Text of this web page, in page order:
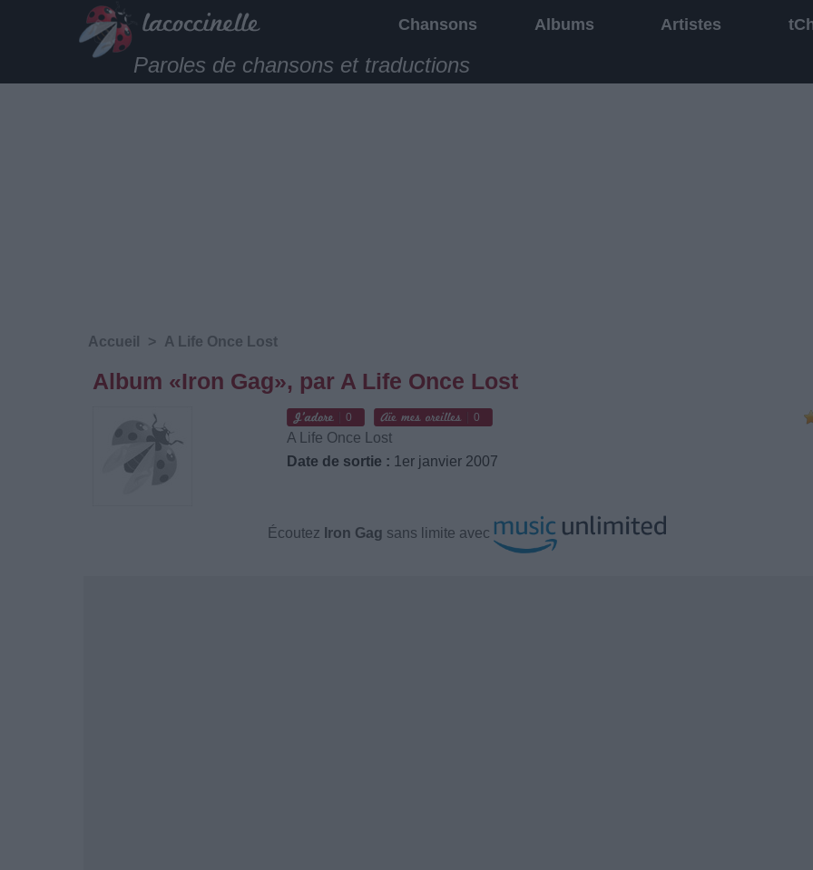
Chansons Albums Artistes
Paroles de chansons et traductions
Accueil > A Life Once Lost
Album «Iron Gag», par A Life Once Lost
0 0
A Life Once Lost
Date de sortie : 1er janvier 2007
Écoutez Iron Gag sans limite avec